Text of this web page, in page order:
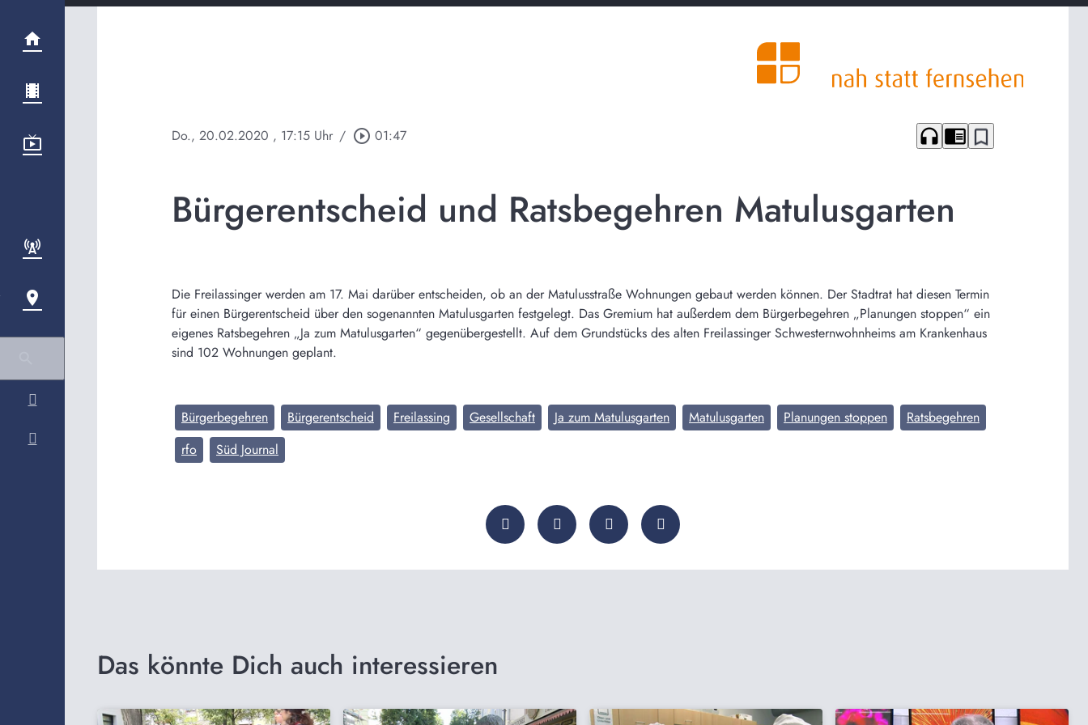
Do., 20.02.2020 , 17:15 Uhr / play_circle_outline 01:47 headphones chrome_reader_mode bookmark_border
Bürgerentscheid und Ratsbegehren Matulusgarten
Die Freilassinger werden am 17. Mai darüber entscheiden, ob an der Matulusstraße Wohnungen gebaut werden können. Der Stadtrat hat diesen Termin
für einen Bürgerentscheid über den sogenannten Matulusgarten festgelegt. Das Gremium hat außerdem dem Bürgerbegehren „Planungen stoppen“ ein
eigenes Ratsbegehren „Ja zum Matulusgarten“ gegenübergestellt. Auf dem Grundstücks des alten Freilassinger Schwesternwohnheims am Krankenhaus
sind 102 Wohnungen geplant.
Bürgerbegehren Bürgerentscheid Freilassing Gesellschaft Ja zum Matulusgarten Matulusgarten Planungen stoppen
Ratsbegehren
rfo
Süd Journal
Das könnte Dich auch interessieren